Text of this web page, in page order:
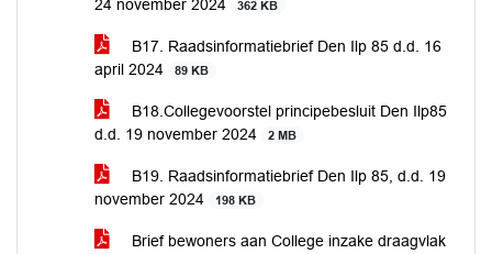
24 november 2024
362 KB
B17. Raadsinformatiebrief Den Ilp 85 d.d. 16
april 2024
89 KB
B18.Collegevoorstel principebesluit Den Ilp85
d.d. 19 november 2024
2 MB
B19. Raadsinformatiebrief Den Ilp 85, d.d. 19
november 2024
198 KB
Brief bewoners aan College inzake draagvlak